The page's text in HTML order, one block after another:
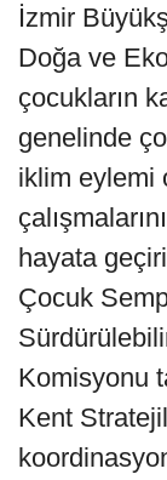
İzmir
Doğa ve
çocukların
genelinde
iklim eylemi
hayata
Çocuk
Komisyonu
Kent